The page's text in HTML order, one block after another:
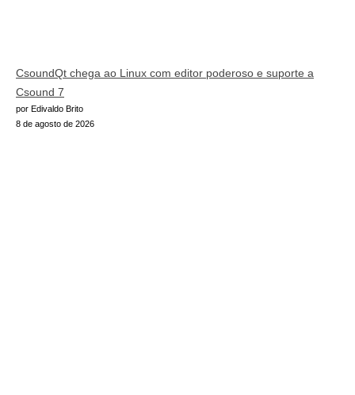
CsoundQt chega ao Linux com editor poderoso e suporte a
Csound 7
por Edivaldo Brito
8 de agosto de 2026